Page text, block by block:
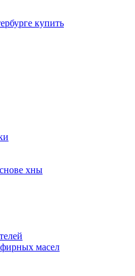
купить
хны
масел